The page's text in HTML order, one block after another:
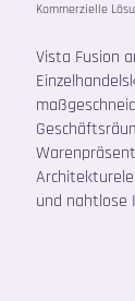
Kommerzielle
Vista Fusion
und nahtlose